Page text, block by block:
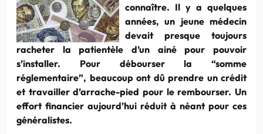
connaître. Il y a quelques
années, un jeune médecin
devait presque toujours
racheter la patientèle d’un ainé pour pouvoir
s’installer. Pour débourser la “somme
réglementaire”, beaucoup ont dû prendre un crédit
et travailler d’arrache-pied pour le rembourser. Un
effort financier aujourd’hui réduit à néant pour ces
généralistes.